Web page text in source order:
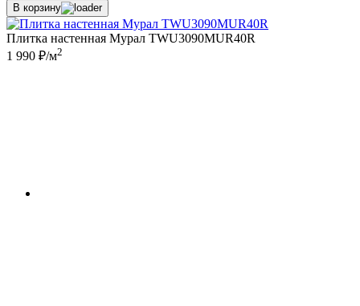
В корзину
Плитка настенная Мурал TWU3090MUR40R
1 990 ₽/м2